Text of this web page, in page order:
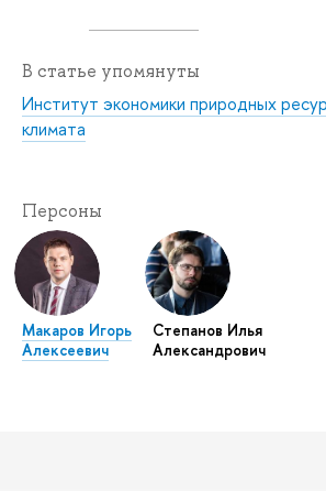
В статье упомянуты
Институт экономики природных
климата
Персоны
Макаров Игорь
Алексеевич
Степанов Илья
Александрович